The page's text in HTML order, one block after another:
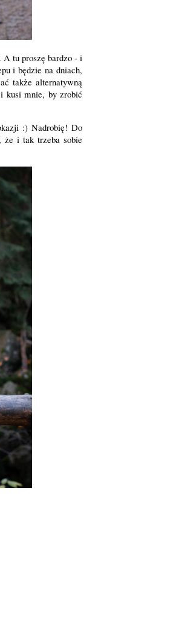
A tu proszę bardzo - i
i będzie na dniach,
także alternatywną
kusi mnie, by zrobić
:) Nadrobię! Do
że i tak trzeba sobie